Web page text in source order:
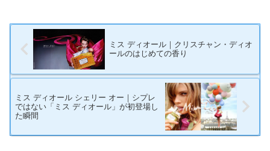
ミス ディオール｜クリスチャン・ディオ
ールのはじめての香り
ミス ディオール シェリー オー｜シプレ
ではない「ミス ディオール」が初登場し
た瞬間